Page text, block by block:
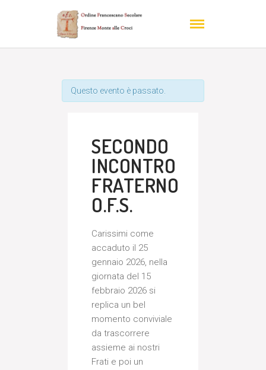
Questo evento è passato.
SECONDO
INCONTRO
FRATERNO
O.F.S.
Carissimi come
accaduto il 25
gennaio 2026, nella
giornata del 15
febbraio 2026 si
replica un bel
momento conviviale
da trascorrere
assieme ai nostri
Frati e poi un